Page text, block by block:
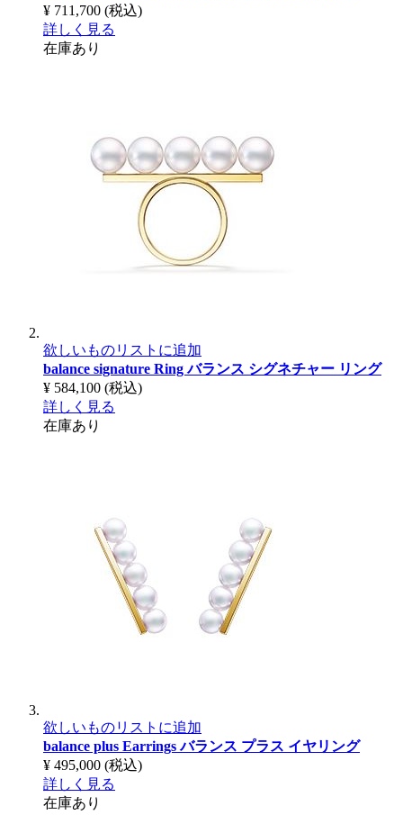
¥ 711,700 (税込)
詳しく見る
在庫あり
欲しいものリストに追加
balance signature Ringバランス シグネチャー リング
¥ 584,100 (税込)
詳しく見る
在庫あり
欲しいものリストに追加
balance plus Earringsバランス プラス イヤリング
¥ 495,000 (税込)
詳しく見る
在庫あり